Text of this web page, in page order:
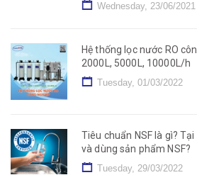
Wednesday, 23/06/2021
Hệ thống lọc nước RO
2000L, 5000L, 10000L/h
Tuesday, 01/03/2022
Tiêu chuẩn NSF là gì?
và dùng sản phẩm NSF?
Tuesday, 29/03/2022